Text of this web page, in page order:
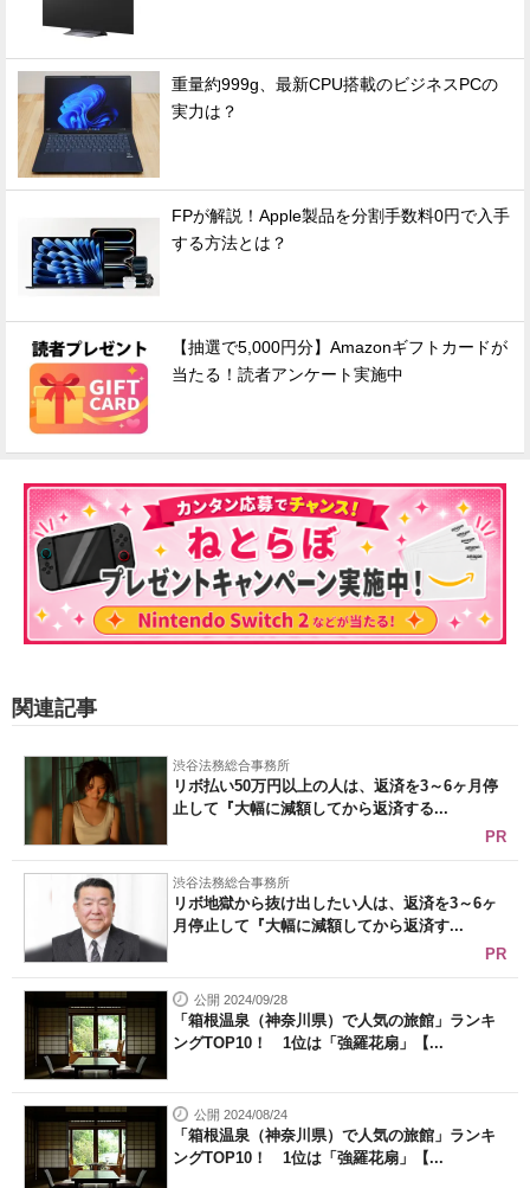
重量約999g、最新CPU搭載のビジネスPCの
実力は？
FPが解説！Apple製品を分割手数料0円で入手
する方法とは？
【抽選で5,000円分】Amazonギフトカードが
当たる！読者アンケート実施中
関連記事
渋谷法務総合事務所
リボ払い50万円以上の人は、返済を3～6ヶ月停
止して『大幅に減額してから返済する...
PR
渋谷法務総合事務所
リボ地獄から抜け出したい人は、返済を3～6ヶ
月停止して『大幅に減額してから返済す...
PR
公開 2024/09/28
「箱根温泉（神奈川県）で人気の旅館」ランキ
ングTOP10！ 1位は「強羅花扇」【...
公開 2024/08/24
「箱根温泉（神奈川県）で人気の旅館」ランキ
ングTOP10！ 1位は「強羅花扇」【...